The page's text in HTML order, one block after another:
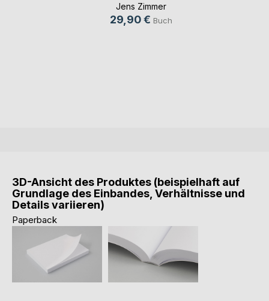
Jens Zimmer
29,90 € Buch
3D-Ansicht des Produktes (beispielhaft auf
Grundlage des Einbandes, Verhältnisse und
Details variieren)
Paperback